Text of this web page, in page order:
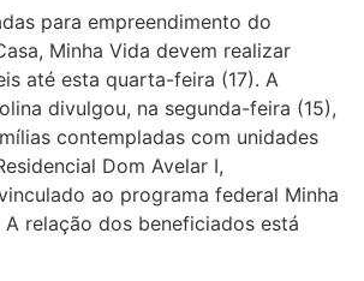
para empreendimento do
Minha Vida devem realizar
até esta quarta-feira (17). A
divulgou, na segunda-feira (15),
contempladas com unidades
Dom Avelar I,
ao programa federal Minha
A relação dos beneficiados está